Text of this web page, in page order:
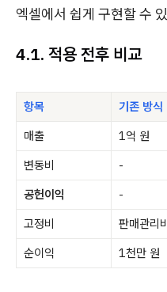
엑셀에서 쉽게 구현할 수
4.1. 적용 전후 비교
항목 기존 방식
매출
1억 원
변동비
-
공헌이익
-
고정비
판매관리
순이익
1천만 원